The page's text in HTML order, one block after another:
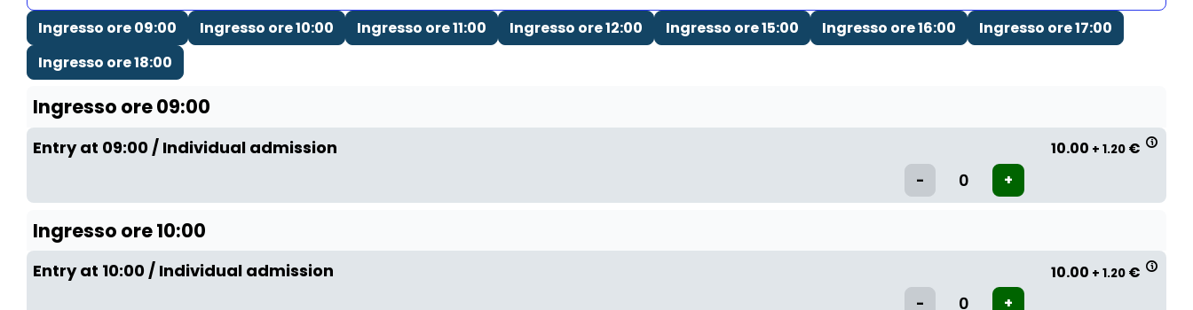
Ingresso ore 09:00
Ingresso ore 10:00 Ingresso ore 11:00 Ingresso ore 12:00 Ingresso ore 15:00 Ingresso ore 16:00
Ingresso ore 17:00
Ingresso ore 18:00
Ingresso ore 09:00
Entry at 09:00 / Individual admission 10.00 + 1.20 €
Ingresso ore 10:00
Entry at 10:00 / Individual admission 10.00 + 1.20 €